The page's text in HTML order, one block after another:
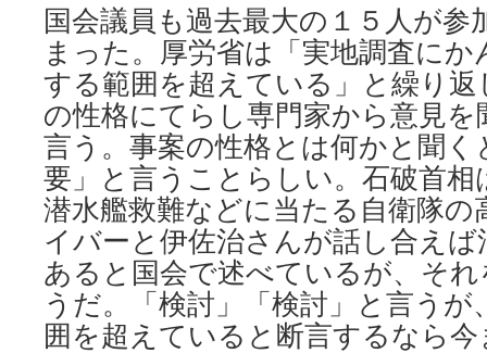
国会議員も過去最大の１５人が参
まった。厚労省は「実地調査に
する範囲を超えている」と繰り
の性格にてらし専門家から意見
言う。事案の性格とは何かと聞く
要」と言うことらしい。石破首
潜水艦救難などに当たる自衛隊の
イバーと伊佐治さんが話し合え
あると国会で述べているが、そ
うだ。「検討」「検討」と言う
囲を超えていると断言するなら